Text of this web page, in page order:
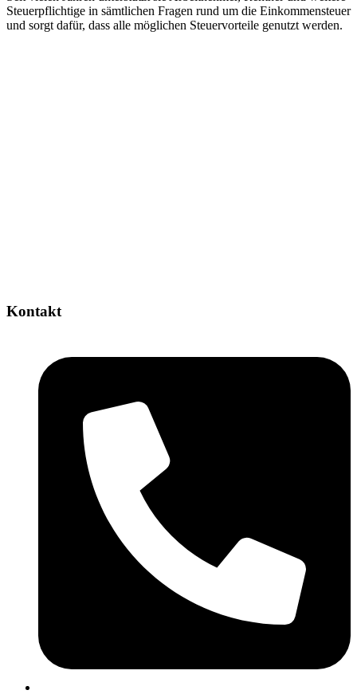
Steuerpflichtige in sämtlichen Fragen rund um die Einkommensteuer
und sorgt dafür, dass alle möglichen Steuervorteile genutzt werden.
Kontakt